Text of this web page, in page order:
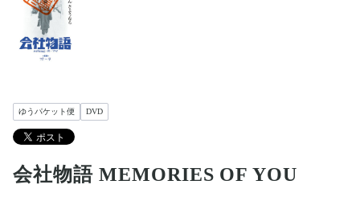
ゆうパケット便 DVD
会社物語 MEMORIES OF YOU